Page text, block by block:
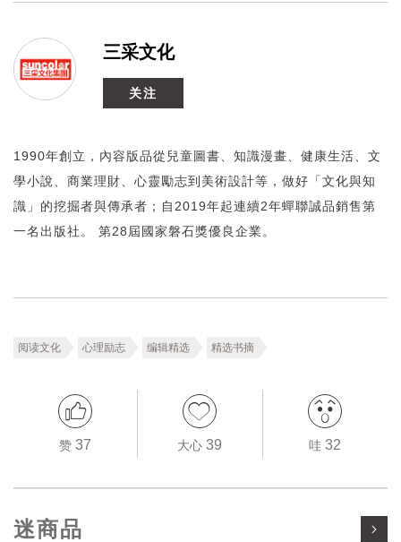
三采文化
关注
1990年創立，內容版品從兒童圖書、知識漫畫、健康生活、文
學小說、商業理財、心靈勵志到美術設計等，做好「文化與知
識」的挖掘者與傳承者；自2019年起連續2年蟬聯誠品銷售第
一名出版社。 第28屆國家磐石獎優良企業。
阅读文化 心理励志 编辑精选 精选书摘
赞37 大心39 哇32
迷商品